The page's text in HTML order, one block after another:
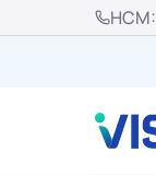
HCM: